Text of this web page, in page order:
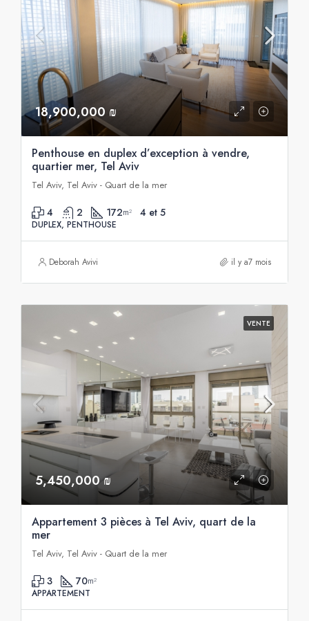
18,900,000 ₪
Penthouse en duplex d’exception à vendre,
quartier mer, Tel Aviv
Tel Aviv, Tel Aviv - Quart de la mer
4 2 172m² 4 et 5
DUPLEX, PENTHOUSE
Deborah Avivi il y a7 mois
VENTE
5,450,000 ₪
Appartement 3 pièces à Tel Aviv, quart de la
mer
Tel Aviv, Tel Aviv - Quart de la mer
3 70m²
APPARTEMENT